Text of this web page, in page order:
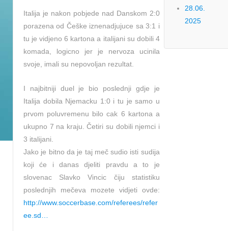
Italija je nakon pobjede nad Danskom 2:0
porazena od Češke iznenadjujuce sa 3:1 i
tu je vidjeno 6 kartona a italijani su dobili 4
komada, logicno jer je nervoza ucinila
svoje, imali su nepovoljan rezultat.
I najbitniji duel je bio poslednji gdje je
Italija dobila Njemacku 1:0 i tu je samo u
prvom poluvremenu bilo cak 6 kartona a
ukupno 7 na kraju. Četiri su dobili njemci i
3 italijani.
Jako je bitno da je taj meč sudio isti sudija
koji će i danas djeliti pravdu a to je
slovenac Slavko Vincic čiju statistiku
poslednjih mečeva mozete vidjeti ovde:
http://www.soccerbase.com/referees/refer
ee.sd…
28.06.
2025